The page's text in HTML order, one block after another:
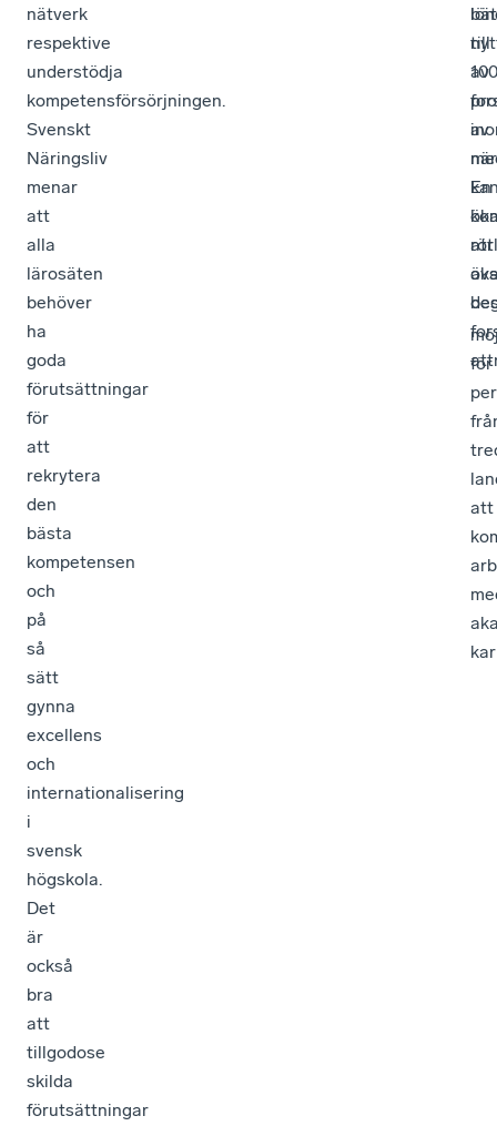
nätverk
respektive
understödja
kompetensförsörjningen.
Svenskt
Näringsliv
menar
att
alla
lärosäten
behöver
ha
goda
förutsättningar
för
att
rekrytera
den
bästa
kompetensen
och
på
så
sätt
gynna
excellens
och
internationalisering
i
svensk
högskola.
Det
är
också
bra
att
tillgodose
skilda
förutsättningar
av
En
till
100
av
att
för
att